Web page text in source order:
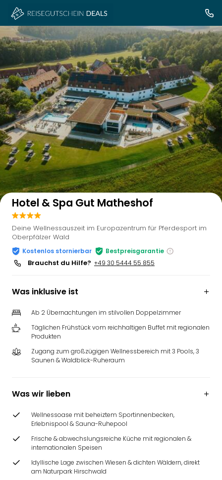
Auf der Karte anzeigen
Hotel & Spa Gut Matheshof
Deine Wellnessauszeit im Europazentrum für Pferdesport im
Oberpfälzer Wald
Kostenlos stornierbar Bestpreisgarantie
Brauchst du Hilfe? +49 30 5444 55 855
Was inklusive ist
Ab 2 Übernachtungen im stilvollen Doppelzimmer
Täglichen Frühstück vom reichhaltigen Buffet mit regionalen
Produkten
Zugang zum großzügigen Wellnessbereich mit 3 Pools, 3
Saunen & Waldblick-Ruheraum
Was wir lieben
Wellnessoase mit beheiztem Sportinnenbecken,
Erlebnispool & Sauna-Ruhepool
Frische & abwechslungsreiche Küche mit regionalen &
internationalen Speisen
Idyllische Lage zwischen Wiesen & dichten Wäldern, direkt
am Naturpark Hirschwald